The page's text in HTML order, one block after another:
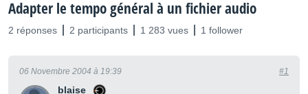
Adapter le tempo général à un fichier audio
2 réponses 2 participants 1 283 vues 1 follower
blaise
06 Novembre 2004 à 19:39 #1